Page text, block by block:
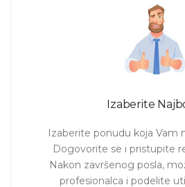
Izaberite
Izaberite ponudu koja Vam
Dogovorite se i pristupite
Nakon završenog posla,
profesionalca i podelite